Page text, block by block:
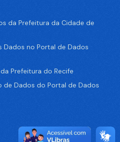
da Prefeitura da Cidade de
Dados no Portal de Dados
Prefeitura do Recife
de Dados do Portal de Dados